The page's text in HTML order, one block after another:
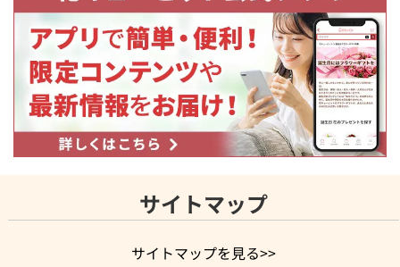
サイトマップ
サイトマップを見る>>